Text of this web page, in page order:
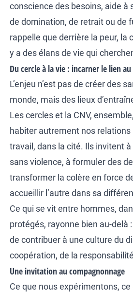
conscience des besoins, aide à
de domination, de retrait ou de
rappelle que derrière la peur, la
y a des élans de vie qui
Du cercle à la vie : incarner le lien
L’enjeu n’est pas de créer des
monde, mais des lieux
Les cercles et la CNV,
habiter autrement nos relations
travail, dans la cité. Ils invitent
sans violence, à formuler des
transformer la colère en force
accueillir l’autre dans sa
Ce qui se vit entre hommes,
protégés, rayonne bien au-delà
de contribuer à une culture du
coopération, de la
Une invitation au compagnonnage
Ce que nous expérimentons, ce